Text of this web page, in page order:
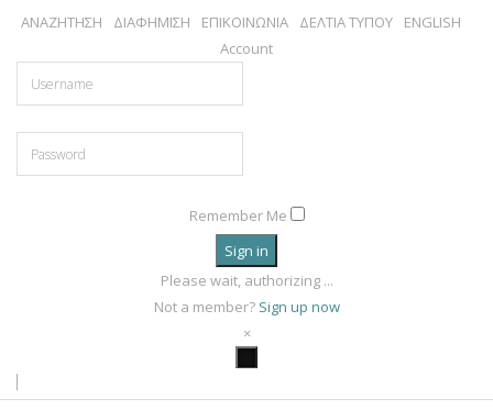
ΑΝΑΖΗΤΗΣΗ ΔΙΑΦΗΜΙΣΗ ΕΠΙΚΟΙΝΩΝΙΑ ΔΕΛΤΙΑ ΤΥΠΟΥ
ENGLISH
Account
Remember Me
Sign in
Please wait, authorizing ...
Not a member? Sign up now
×